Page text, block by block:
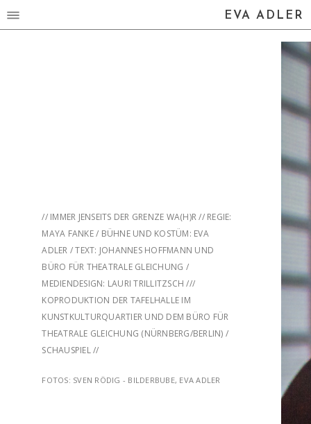
EVA ADLER
// IMMER JENSEITS DER GRENZE WA(H)R // REGIE:
MAYA FANKE / BÜHNE UND KOSTÜM: EVA
ADLER / TEXT: JOHANNES HOFFMANN UND
BÜRO FÜR THEATRALE GLEICHUNG /
MEDIENDESIGN: LAURI TRILLITZSCH ///
KOPRODUKTION DER TAFELHALLE IM
KUNSTKULTURQUARTIER UND DEM BÜRO FÜR
THEATRALE GLEICHUNG (NÜRNBERG/BERLIN) /
SCHAUSPIEL //
FOTOS: SVEN RÖDIG - BILDERBUBE, EVA ADLER